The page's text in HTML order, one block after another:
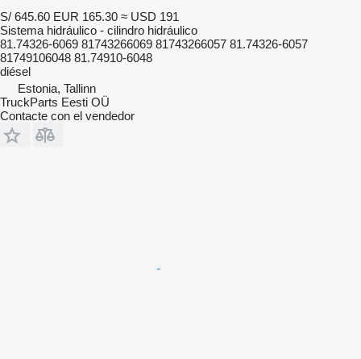
S/ 645.60 EUR 165.30 ≈ USD 191
Sistema hidráulico - cilindro hidráulico
81.74326-6069 81743266069 81743266057 81.74326-6057
81749106048 81.74910-6048
diésel
Estonia, Tallinn
TruckParts Eesti OÜ
Contacte con el vendedor